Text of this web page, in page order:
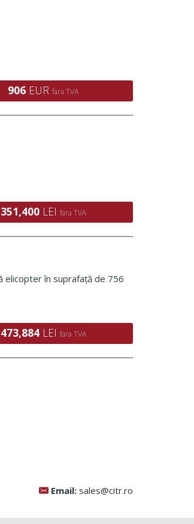
906 EUR fara TVA
351,400 LEI fara TVA
elicopter în suprafață de 756
473,884 LEI fara TVA
Email: sales@citr.ro